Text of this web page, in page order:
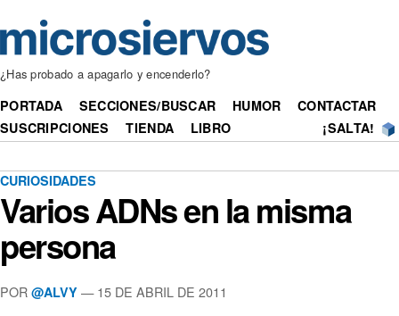
¿Has probado a apagarlo y encenderlo?
PORTADA SECCIONES/BUSCAR HUMOR
CONTACTAR
SUSCRIPCIONES
TIENDA LIBRO ¡SALTA!
CURIOSIDADES
Varios ADNs en la misma
persona
POR @ALVY — 15 DE ABRIL DE 2011